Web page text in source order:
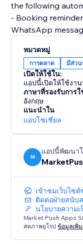
the following
- Booking
WhatsApp
- Inform
Bookings
- Send
WhatsApp for
หมวดหมู่
การตลาด มีส่วน
เปิดให้ใช้ใน:
แอปนี้เปิดให้ใช้งา
ภาษาที่รองรับการ
อังกฤษ
แนะนำใน
แอปโซเชียล
M
แอปนี้พัฒนา
เข้าชมเว็บไซต์
ติดต่อฝ่ายสนับ
นโยบายความ
Market Push Apps
สหภาพยุโรปข้อมูลเพิ่ม